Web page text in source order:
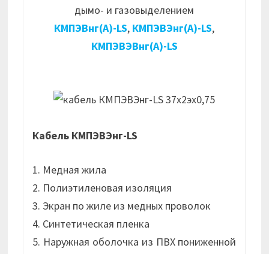
дымо- и газовыделением
КМПЭВнг(А)-LS, КМПЭВЭнг(А)-LS,
КМПЭВЭВнг(А)-LS
Кабель КМПЭВЭнг-LS
1. Медная жила
2. Полиэтиленовая изоляция
3. Экран по жиле из медных проволок
4. Синтетическая пленка
5. Наружная оболочка из ПВХ пониженной